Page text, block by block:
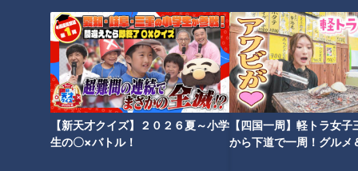
【新天才クイズ】２０２６夏～小学
生の〇×バトル！
【四国一周】軽トラ女子
から下道で一周！グルメ